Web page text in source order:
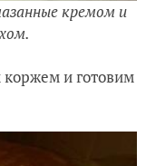
кремом и
и готовим